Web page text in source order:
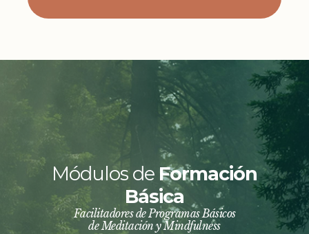
Módulos de Formación
Básica
Facilitadores de Programas Básicos
de Meditación y Mindfulness